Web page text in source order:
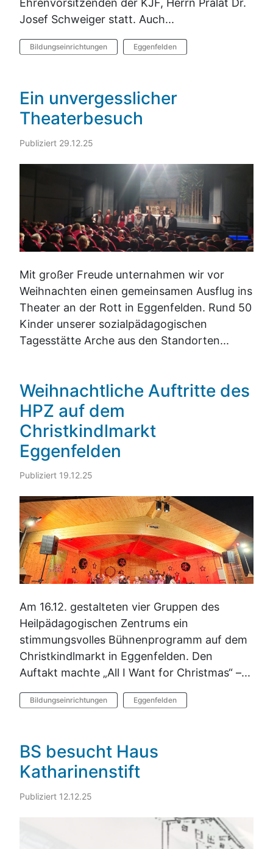
Ehrenvorsitzenden der KJF, Herrn Prälat Dr.
Josef Schweiger statt. Auch...
Bildungseinrichtungen Eggenfelden
Ein unvergesslicher
Theaterbesuch
Publiziert 29.12.25
Mit großer Freude unternahmen wir vor
Weihnachten einen gemeinsamen Ausflug ins
Theater an der Rott in Eggenfelden. Rund 50
Kinder unserer sozialpädagogischen
Tagesstätte Arche aus den Standorten...
Weihnachtliche Auftritte des
HPZ auf dem
Christkindlmarkt
Eggenfelden
Publiziert 19.12.25
Am 16.12. gestalteten vier Gruppen des
Heilpädagogischen Zentrums ein
stimmungsvolles Bühnenprogramm auf dem
Christkindlmarkt in Eggenfelden. Den
Auftakt machte „All I Want for Christmas“ –...
Bildungseinrichtungen Eggenfelden
BS besucht Haus
Katharinenstift
Publiziert 12.12.25